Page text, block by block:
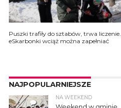
Puszki trafiły do sztabów, trwa liczenie.
eSkarbonki wciąż można zapełniać
NAJPOPULARNIEJSZE
4
NA WEEKEND